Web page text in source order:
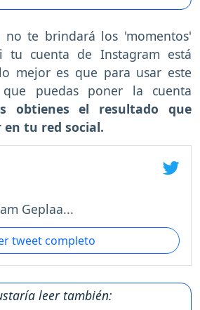
no te brindará los 'momentos'
tu cuenta de Instagram está
mejor es que para usar este
puedas poner la cuenta
obtienes el resultado que
tu red social.
Geplaa...
tweet completo
leer también: